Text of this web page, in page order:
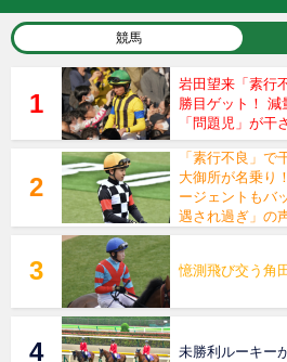
競馬
岩田望来「素行
勝目ゲット！
「問題児」が干
「素行不良」で
大御所が名乗り
ージェントもバ
遇され過ぎ」の
憶測飛び交う角
未勝利ルーキー